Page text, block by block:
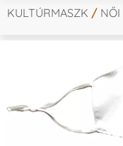
KULTÚRMASZK / NŐI